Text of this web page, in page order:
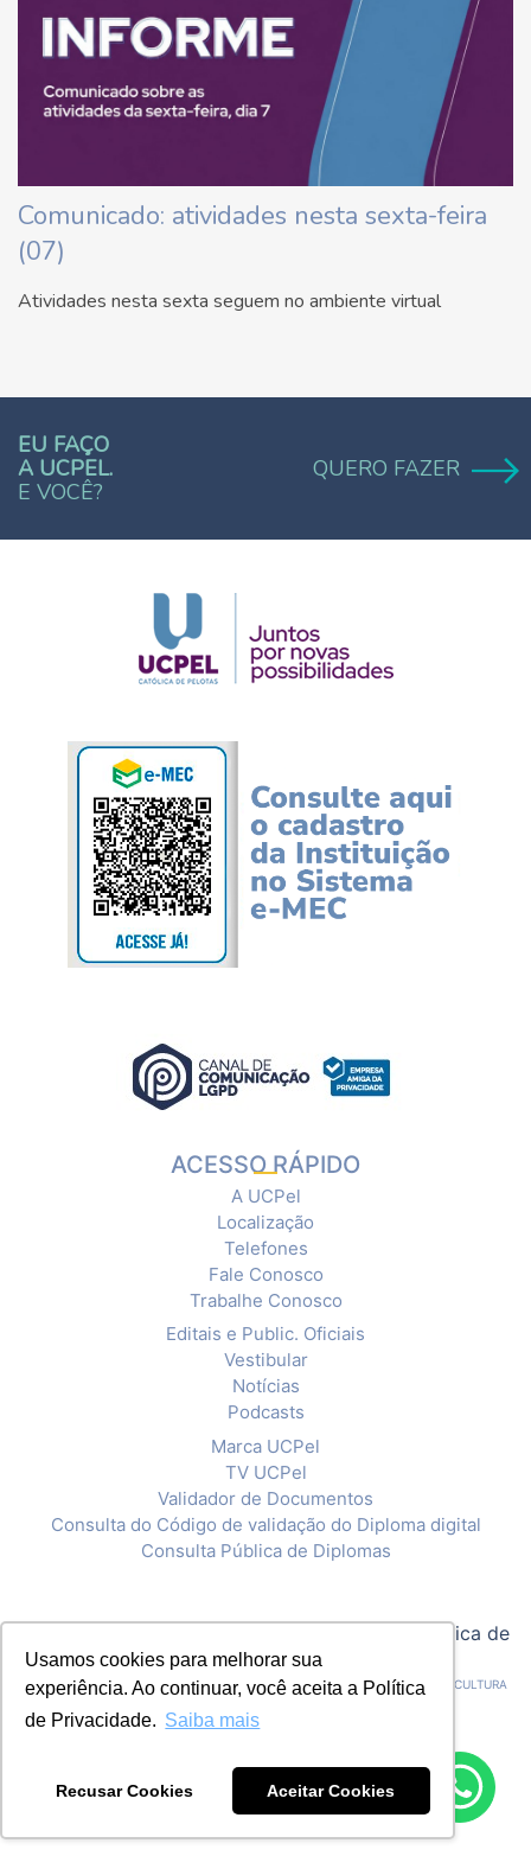
Usamos cookies para melhorar sua
experiência. Ao continuar, você aceita a Política
de Privacidade. Saiba mais
Recusar Cookies Aceitar Cookies
Comunicado: atividades nesta sexta-feira
(07)
Atividades nesta sexta seguem no ambiente virtual
EU FAÇO
A UCPEL.
E VOCÊ?
QUERO FAZER
ACESSO RÁPIDO
A UCPel
Localização
Telefones
Fale Conosco
Trabalhe Conosco
Editais e Public. Oficiais
Vestibular
Notícias
Podcasts
Marca UCPel
TV UCPel
Validador de Documentos
Consulta do Código de validação do Diploma digital
Consulta Pública de Diplomas
Política de
Privacidade
CNPJ: 92.238.914/0001-03 - ASSOCIAÇÃO PELOTENSE DE ASSISTÊNCIA E CULTURA